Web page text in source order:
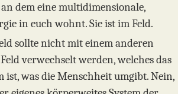
dem eine multidimensionale,
in euch wohnt. Sie ist im Feld.
sollte nicht mit einem anderen
verwechselt werden, welches das
ist, was die Menschheit umgibt. Nein,